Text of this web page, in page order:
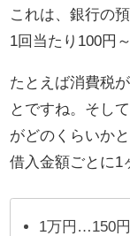
これは、銀行の
1回当たり100円
たとえば消費税
とですね。そし
がどのくらいか
借入金額ごとに1
1万円…150円